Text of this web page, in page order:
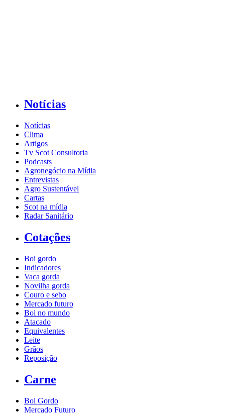
Notícias
Notícias
Clima
Artigos
Tv Scot Consultoria
Podcasts
Agronegócio na Mídia
Entrevistas
Agro Sustentável
Cartas
Scot na mídia
Radar Sanitário
Cotações
Boi gordo
Indicadores
Vaca gorda
Novilha gorda
Couro e sebo
Mercado futuro
Boi no mundo
Atacado
Equivalentes
Leite
Grãos
Reposição
Carne
Boi Gordo
Mercado Futuro